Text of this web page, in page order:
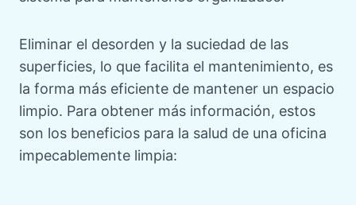
Eliminar el desorden y la suciedad de las
superficies, lo que facilita el mantenimiento, es
la forma más eficiente de mantener un espacio
limpio. Para obtener más información, estos
son los beneficios para la salud de una oficina
impecablemente limpia: